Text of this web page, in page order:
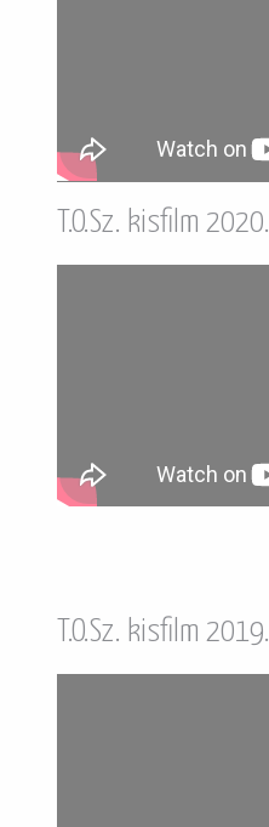
T.O.Sz. kisfilm 2020.
T.O.Sz. kisfilm 2019.